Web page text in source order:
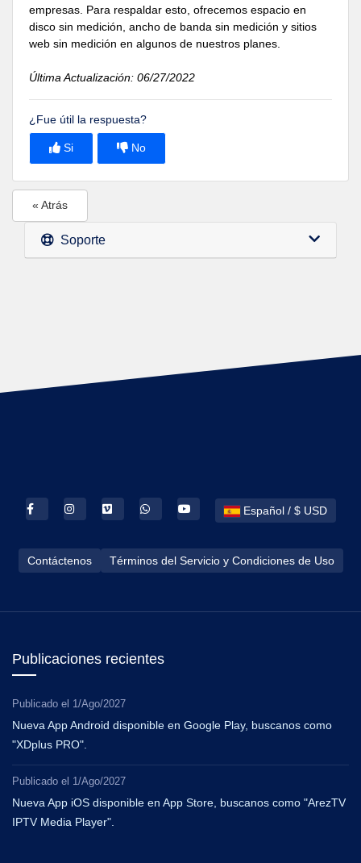
empresas. Para respaldar esto, ofrecemos espacio en
disco sin medición, ancho de banda sin medición y sitios
web sin medición en algunos de nuestros planes.
Última Actualización: 06/27/2022
¿Fue útil la respuesta?
Si No
« Atrás
Soporte
Español / $ USD
Contáctenos Términos del Servicio y Condiciones de Uso
Publicaciones recientes
Publicado el 1/Ago/2027
Nueva App Android disponible en Google Play, buscanos como
"XDplus PRO".
Publicado el 1/Ago/2027
Nueva App iOS disponible en App Store, buscanos como "ArezTV
IPTV Media Player".